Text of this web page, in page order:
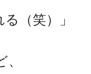
（笑）」